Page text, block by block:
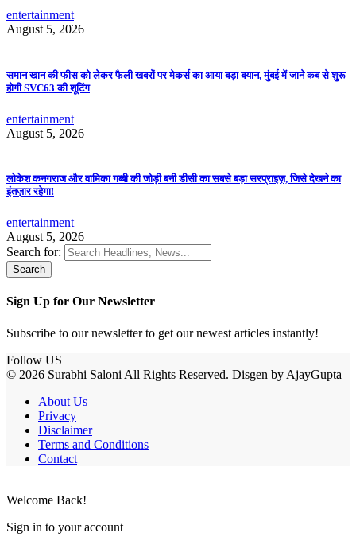
entertainment
August 5, 2026
समान खान की फीस को लेकर फैली खबरों पर मेकर्स का आया बड़ा बयान, मुंबई में जाने कब से शुरू
होगी SVC63 की शूटिंग
entertainment
August 5, 2026
लोकेश कनगराज और वामिका गब्बी की जोड़ी बनी डीसी का सबसे बड़ा सरप्राइज़, जिसे देखने का
इंतज़ार रहेगा!
entertainment
August 5, 2026
Search for:
Sign Up for Our Newsletter
Subscribe to our newsletter to get our newest articles instantly!
Follow US
© 2026 Surabhi Saloni All Rights Reserved. Disgen by AjayGupta
About Us
Privacy
Disclaimer
Terms and Conditions
Contact
Welcome Back!
Sign in to your account